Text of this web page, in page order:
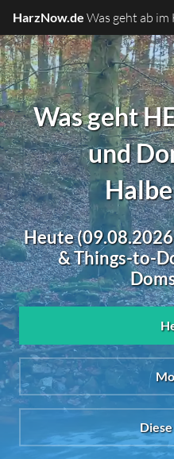
HarzNow.de Was geht ab im
Was geht
und
Heute
& Things-to-